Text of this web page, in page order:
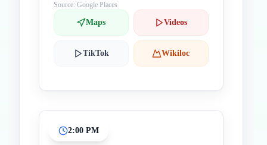
Source: Google Places
Maps Videos
TikTok Wikiloc
2:00 PM